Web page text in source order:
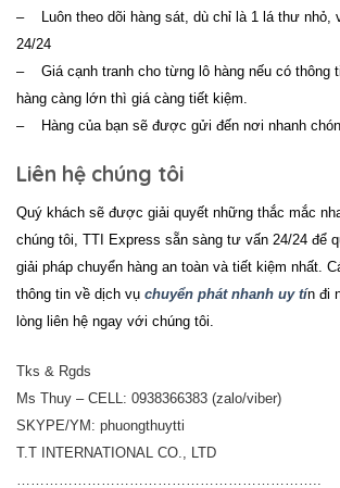
– Luôn theo dõi hàng sát, dù chỉ là 1 lá thư nhỏ,
24/24
– Giá cạnh tranh cho từng lô hàng nếu có thông
hàng càng lớn thì giá càng tiết kiệm.
– Hàng của bạn sẽ được gửi đến nơi nhanh
Liên hệ chúng tôi
Quý khách sẽ được giải quyết những thắc mắc
chúng tôi, TTI Express sẵn sàng tư vấn 24/24 để
giải pháp chuyển hàng an toàn và tiết kiệm nhất.
thông tin về dịch vụ chuyển phát nhanh uy tín đi
lòng liên hệ ngay với chúng tôi.
Tks & Rgds
Ms Thuy – CELL: 0938366383 (zalo/viber)
SKYPE/YM: phuongthuytti
T.T INTERNATIONAL CO., LTD